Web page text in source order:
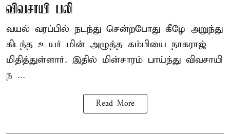
விவசாயி பலி
வயல் வரப்பில் நடந்து சென்றபோது கீழே அறுந்து
கிடந்த உயர் மின் அழுத்த கம்பியை நாகராஜ்
மிதித்துள்ளார். இதில் மின்சாரம் பாய்ந்து விவசாயி
ந ...
Read More